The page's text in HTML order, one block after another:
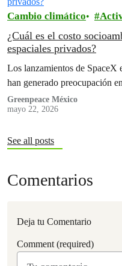
Cambio climático
¿Cuál es el costo
espaciales privados?
Los lanzamientos de SpaceX
han generado preocupación
Greenpeace México
mayo 22, 2026
See all posts
Comentarios
Deja tu Comentario
Comment (required)